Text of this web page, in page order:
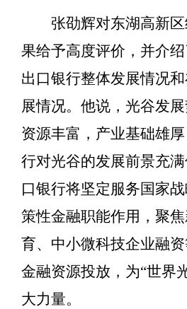
张劭辉对东湖高新
果给予高度评价，并介
出口银行整体发展情况
展情况。他说，光谷发
资源丰富，产业基础雄
行对光谷的发展前景充
口银行将坚定服务国家
策性金融职能作用，聚
育、中小微科技企业融
金融资源投放，为“世界
大力量。